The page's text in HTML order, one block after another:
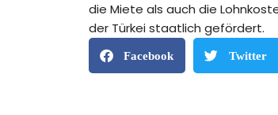
die Miete als auch die
der Türkei staatlich gefördert.
Facebook Twitter